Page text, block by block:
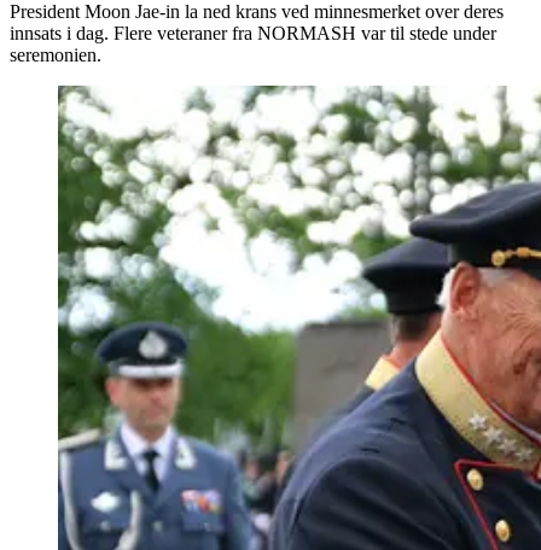
President Moon Jae-in la ned krans ved minnesmerket over deres
innsats i dag. Flere veteraner fra NORMASH var til stede under
seremonien.